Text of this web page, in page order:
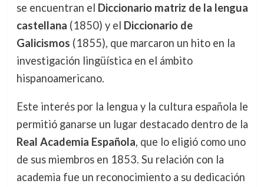
se encuentran el Diccionario matriz de la lengua
castellana (1850) y el Diccionario de
Galicismos (1855), que marcaron un hito en la
investigación lingüística en el ámbito
hispanoamericano.
Este interés por la lengua y la cultura española le
permitió ganarse un lugar destacado dentro de la
Real Academia Española, que lo eligió como uno
de sus miembros en 1853. Su relación con la
academia fue un reconocimiento a su dedicación